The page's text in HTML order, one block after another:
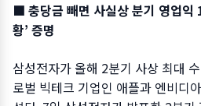
■ 충당금 빼면 사실상 분기 영업익
황’ 증명
삼성전자가 올해 2분기 사상 최대
로벌 빅테크 기업인 애플과 엔비디